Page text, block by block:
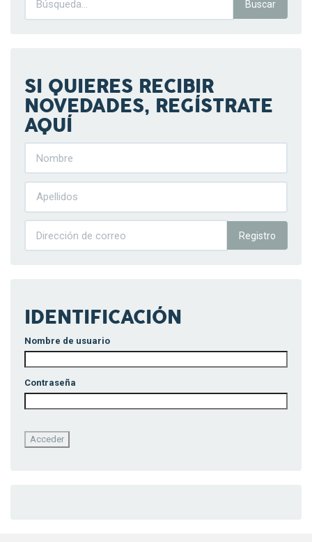
SI QUIERES RECIBIR
NOVEDADES, REGÍSTRATE
AQUÍ
Registro
IDENTIFICACIÓN
Nombre de usuario
Contraseña